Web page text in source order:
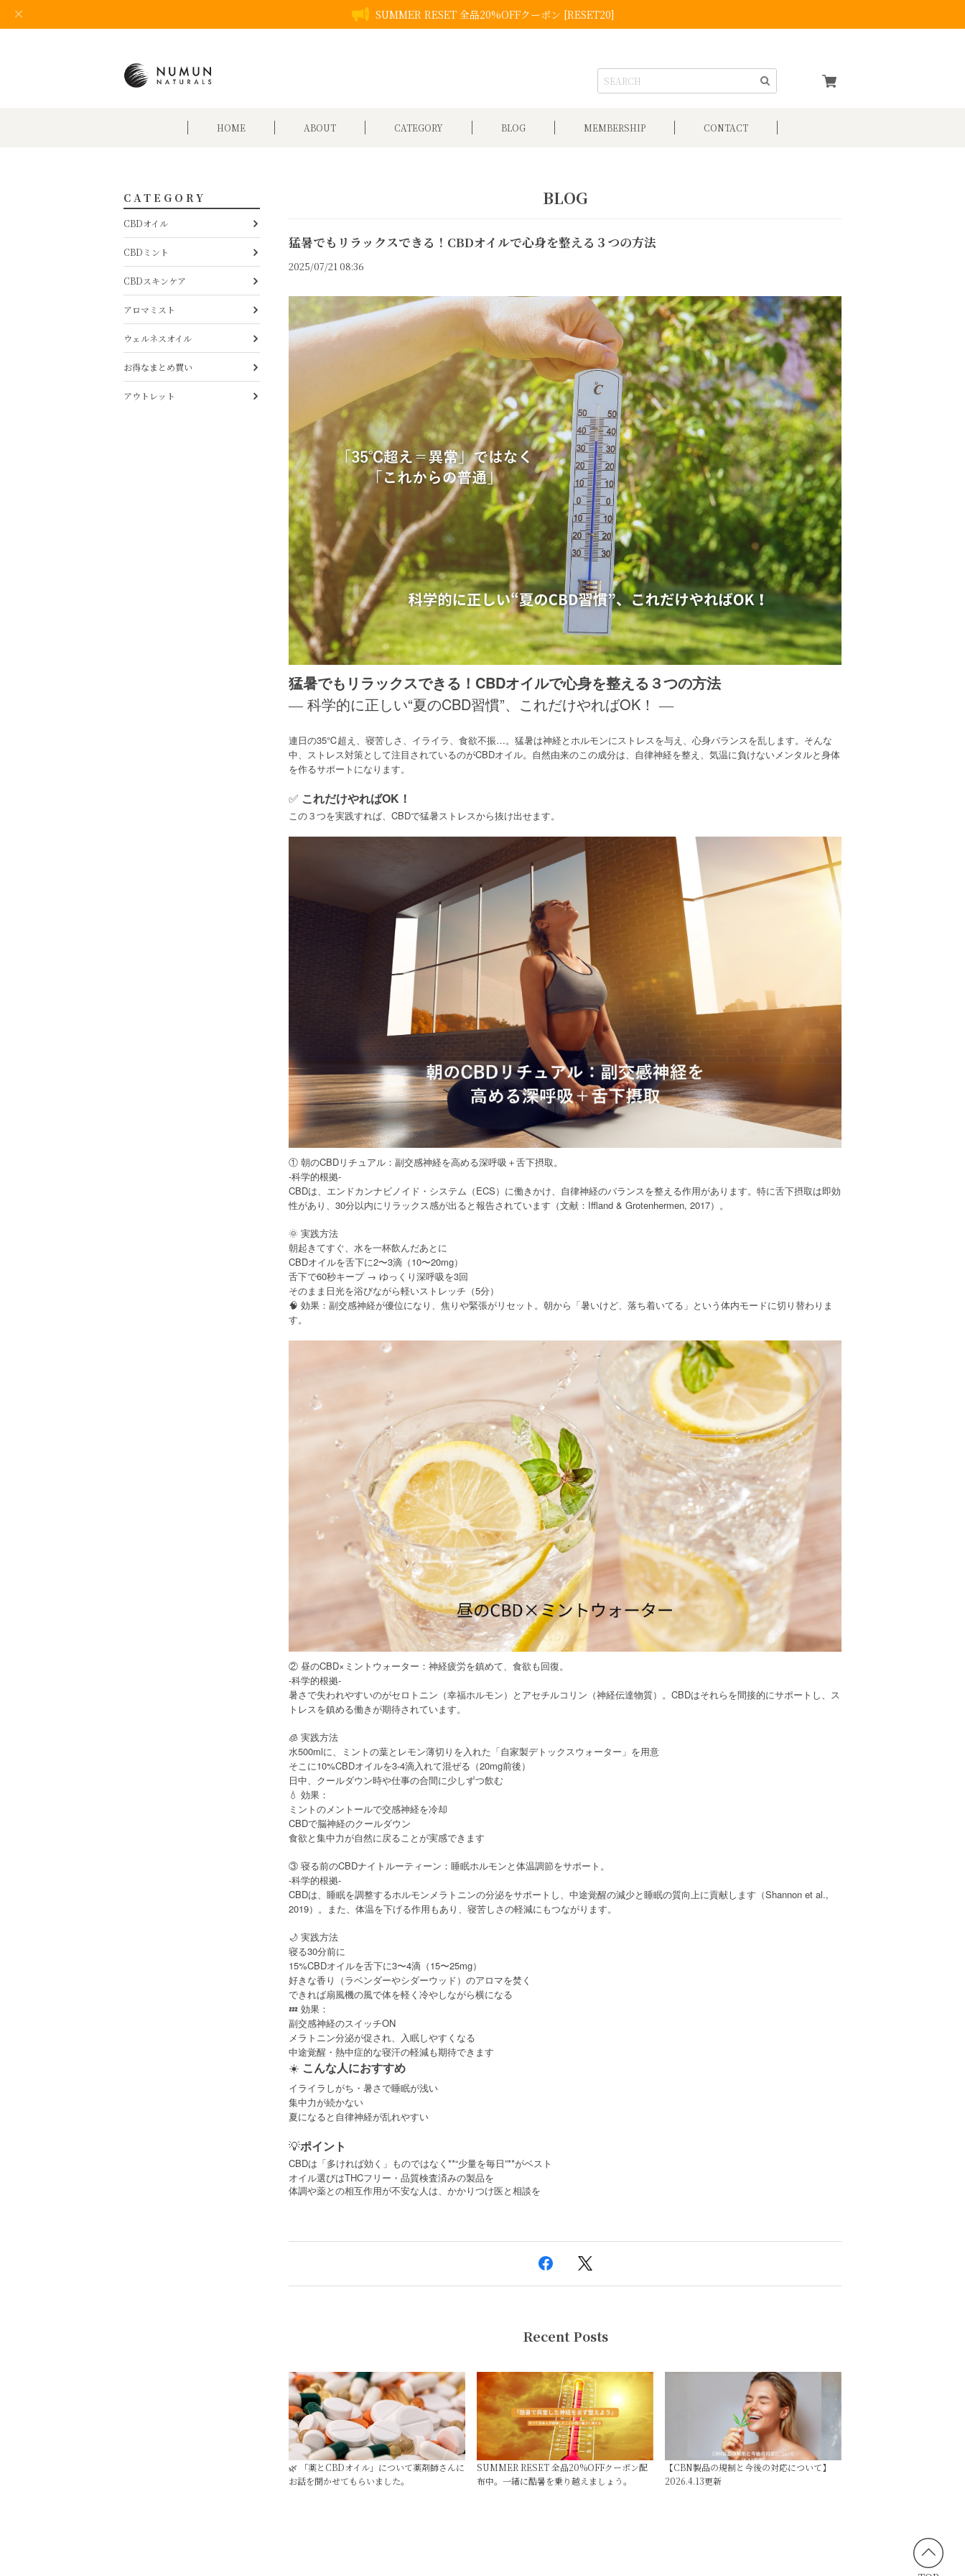
SUMMER RESET 全品20%OFFクーポン [RESET20]
HOME ABOUT CATEGORY BLOG MEMBERSHIP CONTACT
CATEGORY
CBDオイル
CBDミント
CBDスキンケア
アロマミスト
ウェルネスオイル
お得なまとめ買い
アウトレット
BLOG
猛暑でもリラックスできる！CBDオイルで心身を整える３つの方法
2025/07/21 08:36
猛暑でもリラックスできる！CBDオイルで心身を整える３つの方法
― 科学的に正しい“夏のCBD習慣”、これだけやればOK！ ―
連日の35℃超え、寝苦しさ、イライラ、食欲不振…。猛暑は神経とホルモンにストレスを与え、心身バランスを乱します。そんな
中、ストレス対策として注目されているのがCBDオイル。自然由来のこの成分は、自律神経を整え、気温に負けないメンタルと身体
を作るサポートになります。
✅ これだけやればOK！
この３つを実践すれば、CBDで猛暑ストレスから抜け出せます。
① 朝のCBDリチュアル：副交感神経を高める深呼吸＋舌下摂取。
-科学的根拠-
CBDは、エンドカンナビノイド・システム（ECS）に働きかけ、自律神経のバランスを整える作用があります。特に舌下摂取は即効
性があり、30分以内にリラックス感が出ると報告されています（文献：Iffland & Grotenhermen, 2017）。
🌞 実践方法
朝起きてすぐ、水を一杯飲んだあとに
CBDオイルを舌下に2〜3滴（10〜20mg）
舌下で60秒キープ → ゆっくり深呼吸を3回
そのまま日光を浴びながら軽いストレッチ（5分）
🧠 効果：副交感神経が優位になり、焦りや緊張がリセット。朝から「暑いけど、落ち着いてる」という体内モードに切り替わりま
す。
② 昼のCBD×ミントウォーター：神経疲労を鎮めて、食欲も回復。
-科学的根拠-
暑さで失われやすいのがセロトニン（幸福ホルモン）とアセチルコリン（神経伝達物質）。CBDはそれらを間接的にサポートし、ス
トレスを鎮める働きが期待されています。
🧊 実践方法
水500mlに、ミントの葉とレモン薄切りを入れた「自家製デトックスウォーター」を用意
そこに10%CBDオイルを3-4滴入れて混ぜる（20mg前後）
日中、クールダウン時や仕事の合間に少しずつ飲む
💧 効果：
ミントのメントールで交感神経を冷却
CBDで脳神経のクールダウン
食欲と集中力が自然に戻ることが実感できます
③ 寝る前のCBDナイトルーティーン：睡眠ホルモンと体温調節をサポート。
-科学的根拠-
CBDは、睡眠を調整するホルモンメラトニンの分泌をサポートし、中途覚醒の減少と睡眠の質向上に貢献します（Shannon et al.,
2019）。また、体温を下げる作用もあり、寝苦しさの軽減にもつながります。
🌙 実践方法
寝る30分前に
15%CBDオイルを舌下に3〜4滴（15〜25mg）
好きな香り（ラベンダーやシダーウッド）のアロマを焚く
できれば扇風機の風で体を軽く冷やしながら横になる
💤 効果：
副交感神経のスイッチON
メラトニン分泌が促され、入眠しやすくなる
中途覚醒・熱中症的な寝汗の軽減も期待できます
☀️ こんな人におすすめ
イライラしがち・暑さで睡眠が浅い
集中力が続かない
夏になると自律神経が乱れやすい
💡ポイント
CBDは「多ければ効く」ものではなく**“少量を毎日”**がベスト
オイル選びはTHCフリー・品質検査済みの製品を
体調や薬との相互作用が不安な人は、かかりつけ医と相談を
Recent Posts
🌿 「薬とCBDオイル」について薬剤師さんに
お話を聞かせてもらいました。
SUMMER RESET 全品20%OFFクーポン配
布中。一緒に酷暑を乗り越えましょう。
【CBN製品の規制と今後の対応について】
2026.4.13更新